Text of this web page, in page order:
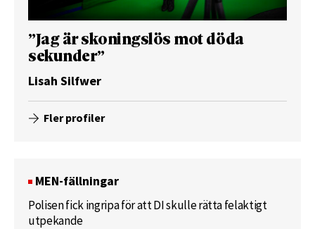
”Jag är skoningslös mot döda
sekunder”
Lisah Silfwer
Fler profiler
MEN-fällningar
Polisen fick ingripa för att DI skulle rätta felaktigt
utpekande